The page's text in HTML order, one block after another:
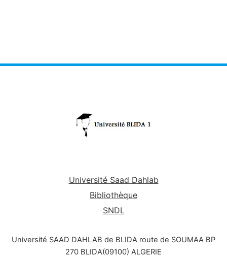
Université Saad Dahlab
Bibliothèque
SNDL
Université SAAD DAHLAB de BLIDA route de SOUMAA BP
270 BLIDA(09100) ALGERIE